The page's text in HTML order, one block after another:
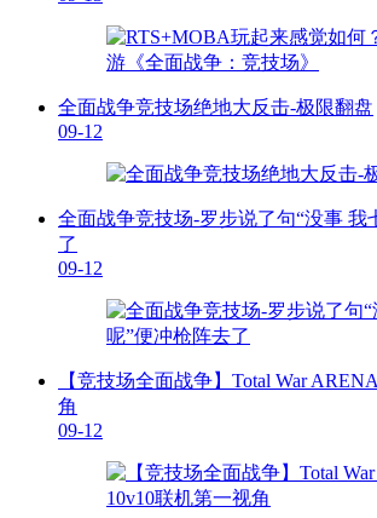
全面战争竞技场绝地大反击-极限翻盘
09-12
全面战争竞技场-罗步说了句“没事 我
了
09-12
【竞技场全面战争】Total War
角
09-12